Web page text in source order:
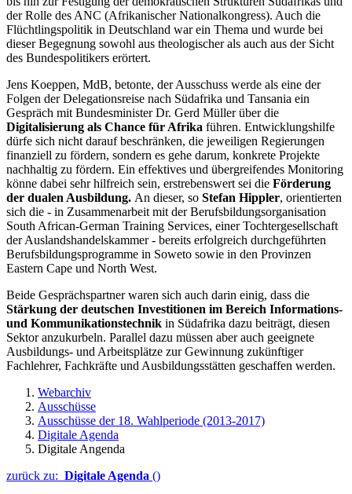
der Rolle des ANC (Afrikanischer Nationalkongress). Auch die
Flüchtlingspolitik in Deutschland war ein Thema und wurde bei
dieser Begegnung sowohl aus theologischer als auch aus der Sicht
des Bundespolitikers erörtert.
Jens Koeppen, MdB, betonte, der Ausschuss werde als eine der
Folgen der Delegationsreise nach Südafrika und Tansania ein
Gespräch mit Bundesminister Dr. Gerd Müller über die
Digitalisierung als Chance für Afrika führen. Entwicklungshilfe
dürfe sich nicht darauf beschränken, die jeweiligen Regierungen
finanziell zu fördern, sondern es gehe darum, konkrete Projekte
nachhaltig zu fördern. Ein effektives und übergreifendes Monitoring
könne dabei sehr hilfreich sein, erstrebenswert sei die Förderung
der dualen Ausbildung. An dieser, so Stefan Hippler, orientierten
sich die - in Zusammenarbeit mit der Berufsbildungsorganisation
South African-German Training Services, einer Tochtergesellschaft
der Auslandshandelskammer - bereits erfolgreich durchgeführten
Berufsbildungsprogramme in Soweto sowie in den Provinzen
Eastern Cape und North West.
Beide Gesprächspartner waren sich auch darin einig, dass die
Stärkung der deutschen Investitionen im Bereich Informations-
und Kommunikationstechnik in Südafrika dazu beiträgt, diesen
Sektor anzukurbeln. Parallel dazu müssen aber auch geeignete
Ausbildungs- und Arbeitsplätze zur Gewinnung zukünftiger
Fachlehrer, Fachkräfte und Ausbildungsstätten geschaffen werden.
Webarchiv
Ausschüsse
Ausschüsse der 18. Wahlperiode (2013-2017)
Digitale Agenda
Digitale Angenda
zurück zu: Digitale Agenda ()